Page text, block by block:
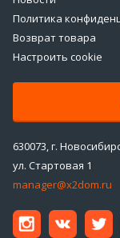
Политика
Возврат товара
Настроить cookie
630073, г.
ул. Стартовая 1
manager@x2dom.ru